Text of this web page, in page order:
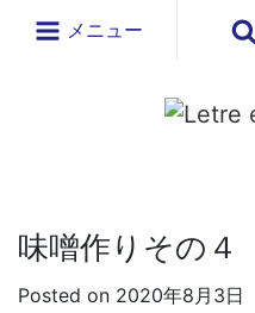
メニュー
味噌作りその４
Posted on 2020年8月3日